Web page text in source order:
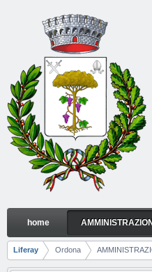
Skip to Content
SOVVENZIONI,
Navigation
home
Breadcrumbs
Liferay Ordona